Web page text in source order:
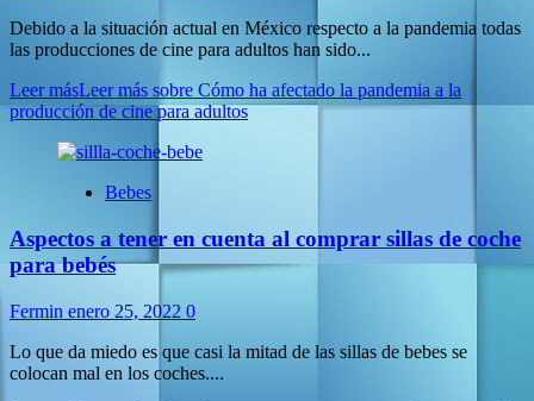
Debido a la situación actual en México respecto a la pandemia todas
las producciones de cine para adultos han sido...
Leer másLeer más sobre Cómo ha afectado la pandemia a la
producción de cine para adultos
Bebes
Aspectos a tener en cuenta al comprar sillas de coche
para bebés
Fermin enero 25, 2022 0
Lo que da miedo es que casi la mitad de las sillas de bebes se
colocan mal en los coches....